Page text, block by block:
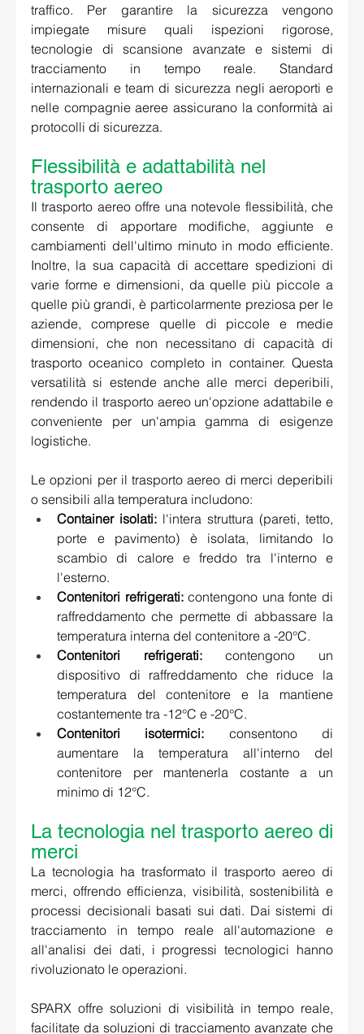
traffico. Per garantire la sicurezza vengono
impiegate misure quali ispezioni rigorose,
tecnologie di scansione avanzate e sistemi di
tracciamento in tempo reale. Standard
internazionali e team di sicurezza negli aeroporti e
nelle compagnie aeree assicurano la conformità ai
protocolli di sicurezza.
Flessibilità e adattabilità nel
trasporto aereo
Il trasporto aereo offre una notevole flessibilità, che
consente di apportare modifiche, aggiunte e
cambiamenti dell'ultimo minuto in modo efficiente.
Inoltre, la sua capacità di accettare spedizioni di
varie forme e dimensioni, da quelle più piccole a
quelle più grandi, è particolarmente preziosa per le
aziende, comprese quelle di piccole e medie
dimensioni, che non necessitano di capacità di
trasporto oceanico completo in container. Questa
versatilità si estende anche alle merci deperibili,
rendendo il trasporto aereo un'opzione adattabile e
conveniente per un'ampia gamma di esigenze
logistiche.
Le opzioni per il trasporto aereo di merci deperibili
o sensibili alla temperatura includono:
Container isolati: l'intera struttura (pareti, tetto,
porte e pavimento) è isolata, limitando lo
scambio di calore e freddo tra l'interno e
l'esterno.
Contenitori refrigerati: contengono una fonte di
raffreddamento che permette di abbassare la
temperatura interna del contenitore a -20°C.
Contenitori refrigerati: contengono un
dispositivo di raffreddamento che riduce la
temperatura del contenitore e la mantiene
costantemente tra -12°C e -20°C.
Contenitori isotermici: consentono di
aumentare la temperatura all'interno del
contenitore per mantenerla costante a un
minimo di 12°C.
La tecnologia nel trasporto aereo di
merci
La tecnologia ha trasformato il trasporto aereo di
merci, offrendo efficienza, visibilità, sostenibilità e
processi decisionali basati sui dati. Dai sistemi di
tracciamento in tempo reale all'automazione e
all'analisi dei dati, i progressi tecnologici hanno
rivoluzionato le operazioni.
SPARX offre soluzioni di visibilità in tempo reale,
facilitate da soluzioni di tracciamento avanzate che